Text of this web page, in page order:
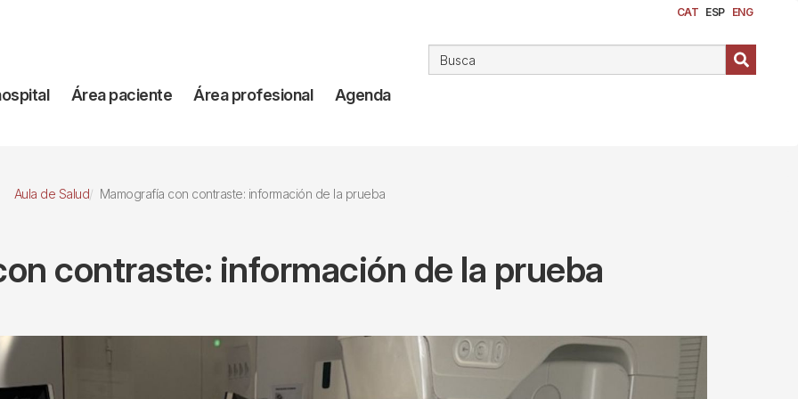
CAT ESP ENG
Área paciente Área profesional Agenda
Aula de Salud Mamografía con contraste: información de la prueba
contraste: información de la prueba